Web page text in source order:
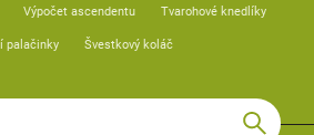
Výpočet ascendentu Tvarohové knedlíky
palačinky Švestkový koláč